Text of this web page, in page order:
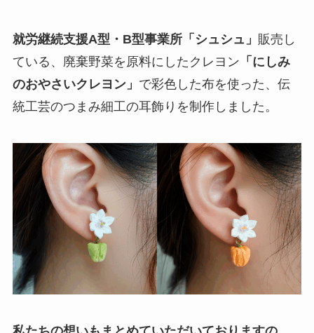
就労継続支援A型・B型事業所「シュシュ」 販売し
ている、廃棄野菜を原料にしたクレヨン 「にしみ
のおやさいクレヨン」 で彩色した布を使った、伝
統工芸のつまみ細工の耳飾りを制作しました。